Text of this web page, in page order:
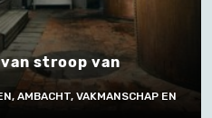
stroop van
AMBACHT, VAKMANSCHAP EN